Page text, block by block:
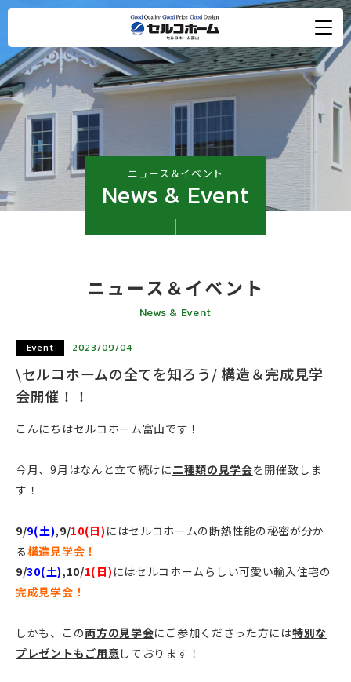
ニュース＆イベント
News & Event
ニュース＆イベント
News & Event
Event 2023/09/04
\セルコホームの全てを知ろう/ 構造＆完成見学
会開催！！
こんにちはセルコホーム富山です！
今月、9月はなんと立て続けに二種類の見学会を開催致しま
す！
9/9(土),9/10(日) にはセルコホームの断熱性能の秘密が分か
る構造見学会！
9/30(土),10/1(日) にはセルコホームらしい可愛い輸入住宅の
完成見学会！
しかも、この両方の見学会にご参加くださった方には特別な
プレゼントもご用意 しております！